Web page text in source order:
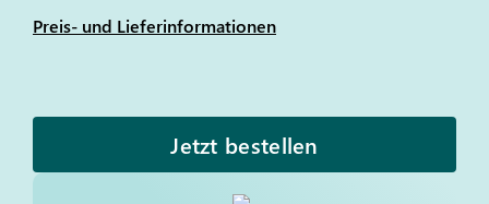
Preis- und Lieferinformationen
Jetzt bestellen